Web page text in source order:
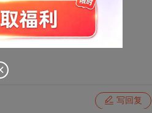
写回复